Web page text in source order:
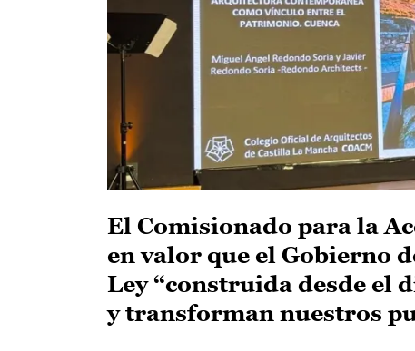
El Comisionado para la
en valor que el Gobierno
Ley “construida desde el
y transforman nuestros